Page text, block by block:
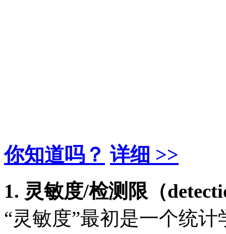
你知道吗？ 详细 >>
1. 灵敏度/检测限（
“灵敏度”最初是一个统